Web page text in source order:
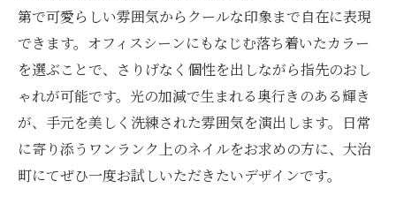
第で可愛らしい雰囲気からクールな印象まで自在に表現
できます。オフィスシーンにもなじむ落ち着いたカラー
を選ぶことで、さりげなく個性を出しながら指先のおし
ゃれが可能です。光の加減で生まれる奥行きのある輝き
が、手元を美しく洗練された雰囲気を演出します。日常
に寄り添うワンランク上のネイルをお求めの方に、大治
町にてぜひ一度お試しいただきたいデザインです。